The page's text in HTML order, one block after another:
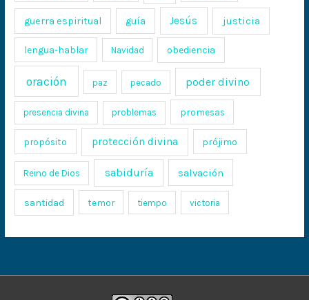
guerra espiritual guía Jesús justicia
lengua-hablar Navidad obediencia
oración paz pecado poder divino
presencia divina problemas promesas
propósito protección divina prójimo
Reino de Dios sabiduría salvación
santidad temor tiempo victoria